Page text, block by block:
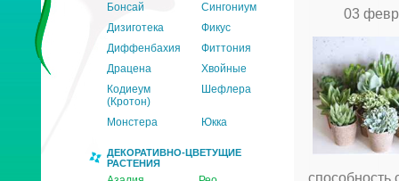
Бонсай
Сингониум
Дизиготека
Фикус
Диффенбахия
Фиттония
Драцена
Хвойные
Кодиеум
(Кротон)
Шефлера
Монстера Юкка
ДЕКОРАТИВНО-ЦВЕТУЩИЕ
РАСТЕНИЯ
03
способность